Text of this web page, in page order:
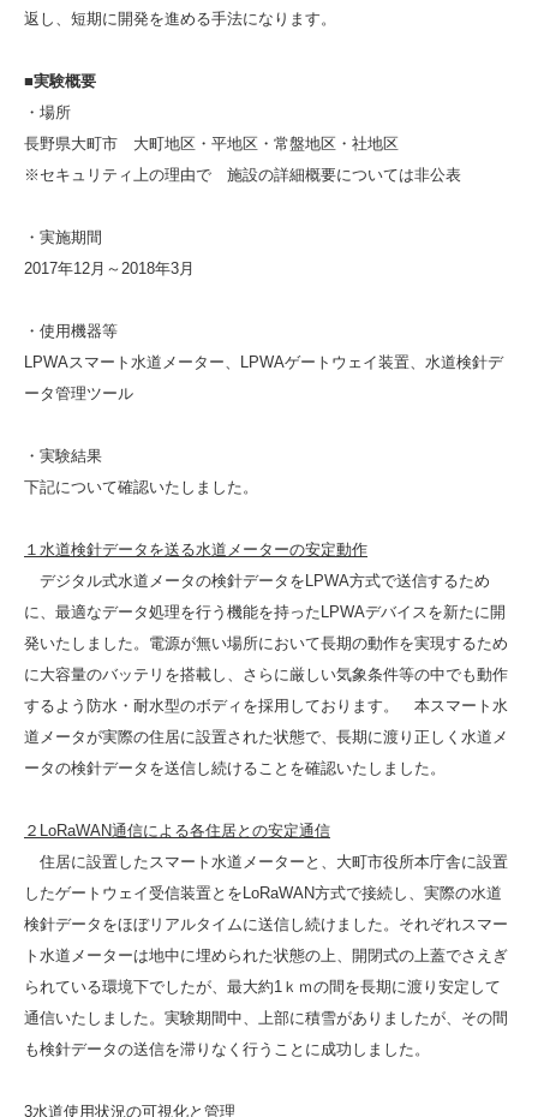
返し、短期に開発を進める手法になります。
■実験概要
・場所
長野県大町市 大町地区・平地区・常盤地区・社地区
※セキュリティ上の理由で 施設の詳細概要については非公表
・実施期間
2017年12月～2018年3月
・使用機器等
LPWAスマート水道メーター、LPWAゲートウェイ装置、水道検針デ
ータ管理ツール
・実験結果
下記について確認いたしました。
１水道検針データを送る水道メーターの安定動作
デジタル式水道メータの検針データをLPWA方式で送信するため
に、最適なデータ処理を行う機能を持ったLPWAデバイスを新たに開
発いたしました。電源が無い場所において長期の動作を実現するため
に大容量のバッテリを搭載し、さらに厳しい気象条件等の中でも動作
するよう防水・耐水型のボディを採用しております。 本スマート水
道メータが実際の住居に設置された状態で、長期に渡り正しく水道メ
ータの検針データを送信し続けることを確認いたしました。
２LoRaWAN通信による各住居との安定通信
住居に設置したスマート水道メーターと、大町市役所本庁舎に設置
したゲートウェイ受信装置とをLoRaWAN方式で接続し、実際の水道
検針データをほぼリアルタイムに送信し続けました。それぞれスマー
ト水道メーターは地中に埋められた状態の上、開閉式の上蓋でさえぎ
られている環境下でしたが、最大約1ｋｍの間を長期に渡り安定して
通信いたしました。実験期間中、上部に積雪がありましたが、その間
も検針データの送信を滞りなく行うことに成功しました。
3水道使用状況の可視化と管理